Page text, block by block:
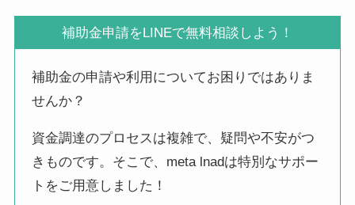
補助金申請をLINEで無料相談しよう！
補助金の申請や利用についてお困りではありま
せんか？
資金調達のプロセスは複雑で、疑問や不安がつ
きものです。そこで、meta lnadは特別なサポー
トをご用意しました！